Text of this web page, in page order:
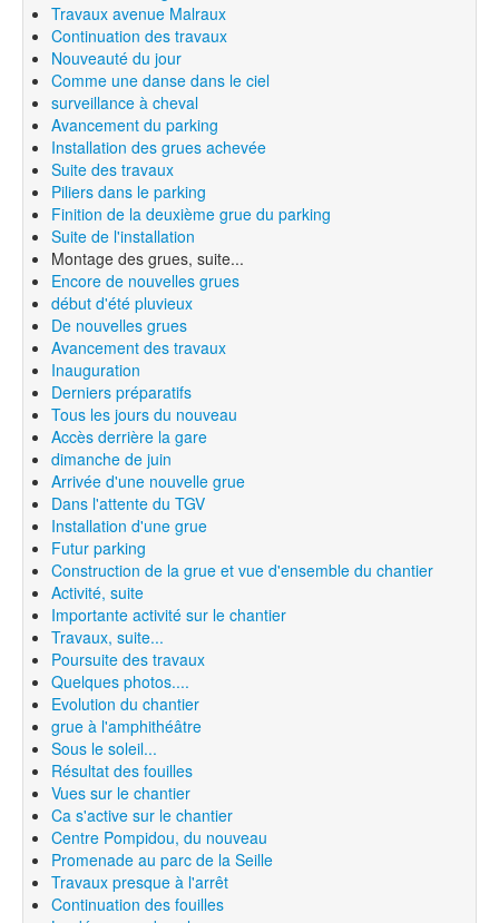
Travaux avenue Malraux
Continuation des travaux
Nouveauté du jour
Comme une danse dans le ciel
surveillance à cheval
Avancement du parking
Installation des grues achevée
Suite des travaux
Piliers dans le parking
Finition de la deuxième grue du parking
Suite de l'installation
Montage des grues, suite...
Encore de nouvelles grues
début d'été pluvieux
De nouvelles grues
Avancement des travaux
Inauguration
Derniers préparatifs
Tous les jours du nouveau
Accès derrière la gare
dimanche de juin
Arrivée d'une nouvelle grue
Dans l'attente du TGV
Installation d'une grue
Futur parking
Construction de la grue et vue d'ensemble du chantier
Activité, suite
Importante activité sur le chantier
Travaux, suite...
Poursuite des travaux
Quelques photos....
Evolution du chantier
grue à l'amphithéâtre
Sous le soleil...
Résultat des fouilles
Vues sur le chantier
Ca s'active sur le chantier
Centre Pompidou, du nouveau
Promenade au parc de la Seille
Travaux presque à l'arrêt
Continuation des fouilles